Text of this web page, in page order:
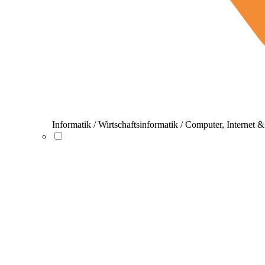
Informatik / Wirtschaftsinformatik / Computer, Internet